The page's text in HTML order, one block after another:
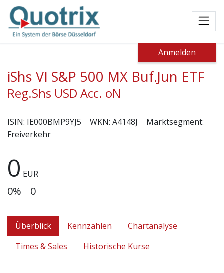
Anmelden
iShs VI S&P 500 MX Buf.Jun ETF
Reg.Shs USD Acc. oN
ISIN: IE000BMP9YJ5 WKN: A4148J
Marktsegment:
Freiverkehr
0 EUR
0% 0
Überblick Kennzahlen
Chartanalyse
Times & Sales
Historische Kurse